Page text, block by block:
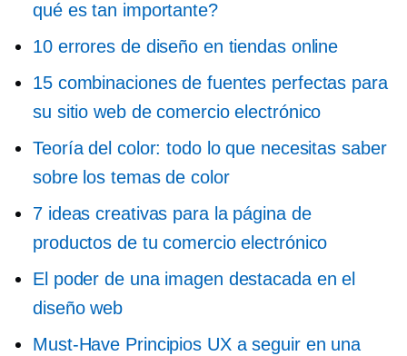
qué es tan importante?
10 errores de diseño en tiendas online
15 combinaciones de fuentes perfectas para
su sitio web de comercio electrónico
Teoría del color: todo lo que necesitas saber
sobre los temas de color
7 ideas creativas para la página de
productos de tu comercio electrónico
El poder de una imagen destacada en el
diseño web
Must-Have Principios UX a seguir en una